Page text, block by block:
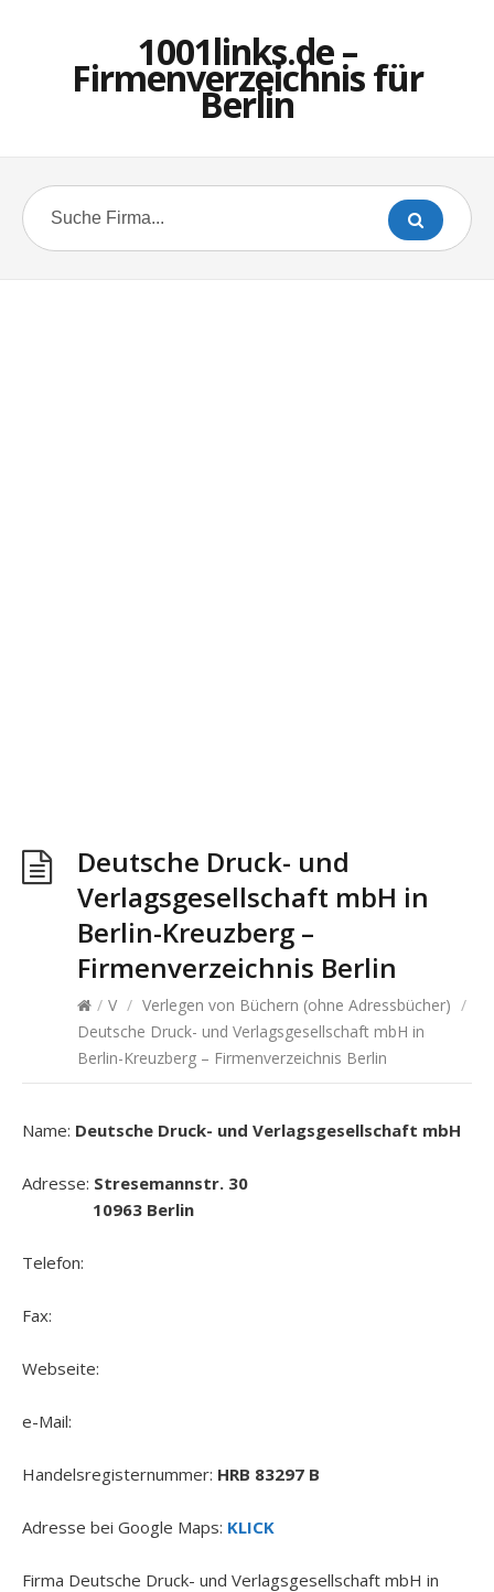
1001links.de –
Firmenverzeichnis für
Berlin
Deutsche Druck- und
Verlagsgesellschaft mbH in
Berlin-Kreuzberg –
Firmenverzeichnis Berlin
/ V / Verlegen von Büchern (ohne Adressbücher) /
Deutsche Druck- und Verlagsgesellschaft mbH in
Berlin-Kreuzberg – Firmenverzeichnis Berlin
Name: Deutsche Druck- und Verlagsgesellschaft mbH
Adresse: Stresemannstr. 30
10963 Berlin
Telefon:
Fax:
Webseite:
e-Mail:
Handelsregisternummer: HRB 83297 B
Adresse bei Google Maps: KLICK
Firma Deutsche Druck- und Verlagsgesellschaft mbH in